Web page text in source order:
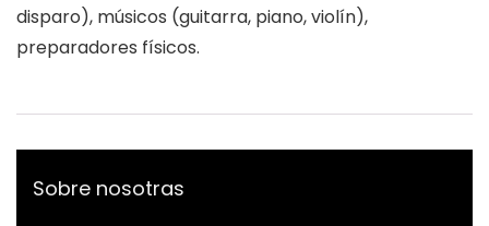
disparo), músicos (guitarra, piano, violín),
preparadores físicos.
Sobre nosotras